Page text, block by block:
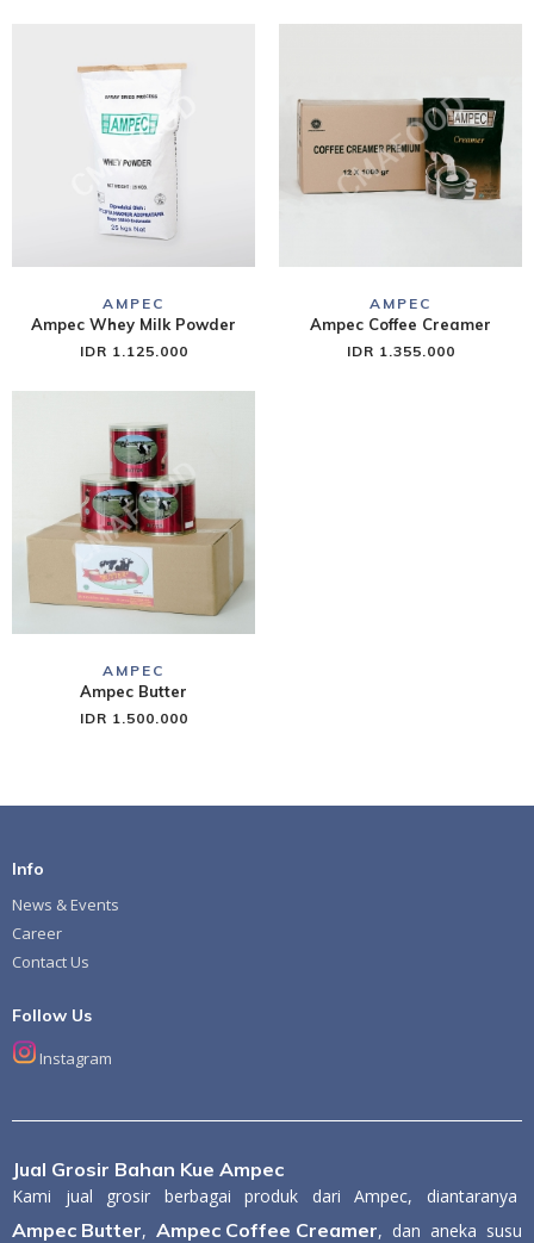
AMPEC
Ampec Whey Milk Powder
IDR 1.125.000
AMPEC
Ampec Coffee Creamer
IDR 1.355.000
AMPEC
Ampec Butter
IDR 1.500.000
Info
News & Events
Career
Contact Us
Follow Us
Instagram
Jual Grosir Bahan Kue Ampec
Kami jual grosir berbagai produk dari Ampec, diantaranya
Ampec Butter, Ampec Coffee Creamer, dan aneka susu